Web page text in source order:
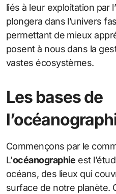
liés à leur exploitation par
plongera dans l’univers
permettant de mieux
posent à nous dans la
vastes écosystèmes.
Les bases de
Commençons par le
L’océanographie est
océans, des lieux qui
surface de notre planète.